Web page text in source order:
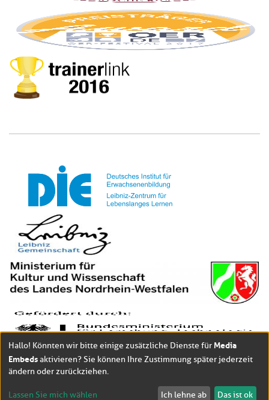
Hallo! Könnten wir bitte einige zusätzliche Dienste für Media
Embedsaktivieren? Sie können Ihre Zustimmung später jederzeit
ändern oder zurückziehen.
Lassen Sie mich wählen Ich lehne ab Das ist ok